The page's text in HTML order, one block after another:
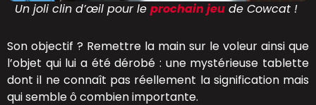
Un joli clin d’œil pour le prochain jeu de Cowcat !
Son objectif ? Remettre la main sur le voleur ainsi que
l’objet qui lui a été dérobé : une mystérieuse tablette
dont il ne connaît pas réellement la signification mais
qui semble ô combien importante.